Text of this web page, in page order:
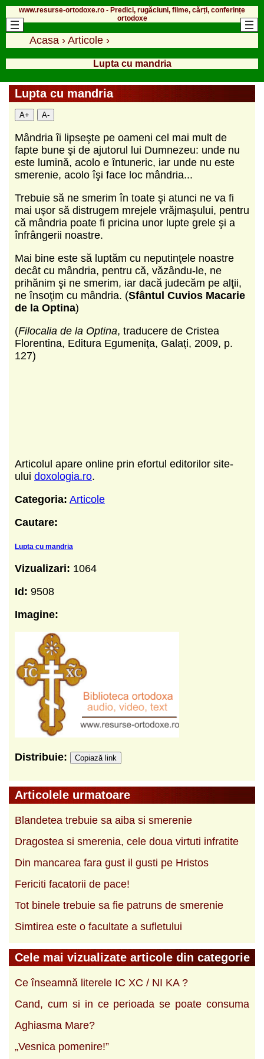
www.resurse-ortodoxe.ro - Predici, rugăciuni, filme, cărți, conferințe
ortodoxe
Acasa › Articole ›
Lupta cu mandria
Lupta cu mandria
A+ A-
Mândria îi lipseşte pe oameni cel mai mult de
fapte bune şi de ajutorul lui Dumnezeu: unde nu
este lumină, acolo e întuneric, iar unde nu este
smerenie, acolo îşi face loc mândria...
Trebuie să ne smerim în toate şi atunci ne va fi
mai uşor să distrugem mrejele vrăjmaşului, pentru
că mândria poate fi pricina unor lupte grele şi a
înfrângerii noastre.
Mai bine este să luptăm cu neputinţele noastre
decât cu mândria, pentru că, văzându-le, ne
prihănim şi ne smerim, iar dacă judecăm pe alţii,
ne însoţim cu mândria. (Sfântul Cuvios Macarie
de la Optina)
(Filocalia de la Optina, traducere de Cristea
Florentina, Editura Egumenița, Galați, 2009, p.
127)
Articolul apare online prin efortul editorilor site-
ului doxologia.ro.
Categoria: Articole
Cautare:
Lupta cu mandria
Vizualizari: 1064
Id: 9508
Imagine:
Distribuie: Copiază link
Articolele urmatoare
Blandetea trebuie sa aiba si smerenie
Dragostea si smerenia, cele doua virtuti infratite
Din mancarea fara gust il gusti pe Hristos
Fericiti facatorii de pace!
Tot binele trebuie sa fie patruns de smerenie
Simtirea este o facultate a sufletului
Cele mai vizualizate articole din categorie
Ce înseamnă literele IC XC / NI KA ?
Cand, cum si in ce perioada se poate consuma
Aghiasma Mare?
„Vesnica pomenire!”